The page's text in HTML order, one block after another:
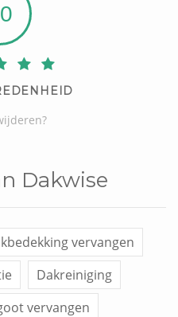
Dakwise
vervangen
Dakreiniging
vervangen